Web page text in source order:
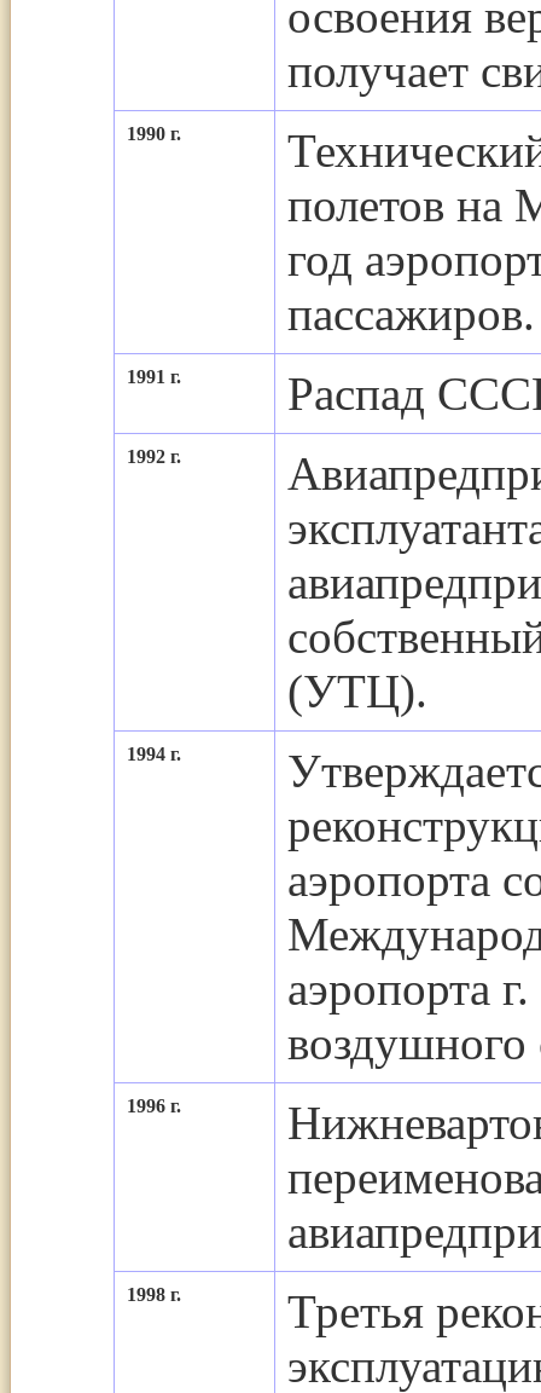
освоения
получает
1990 г.
полетов на
год
пассажиров.
1991 г. Распад
1992 г.
(УТЦ).
1994 г.
аэропорта
аэропорта
воздушного
1996 г.
1998 г.
Третья